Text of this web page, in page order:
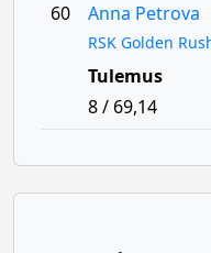
60
Anna Petrova
RSK Golden
Tulemus
8 / 69,14